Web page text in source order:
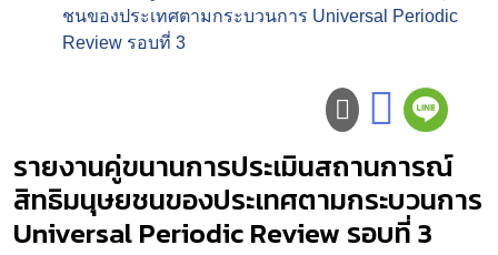
ชนของประเทศตามกระบวนการ Universal Periodic
Review รอบที่ 3
รายงานคู่ขนานการประเมินสถานการณ์
สิทธิมนุษยชนของประเทศตามกระบวนการ
Universal Periodic Review รอบที่ 3